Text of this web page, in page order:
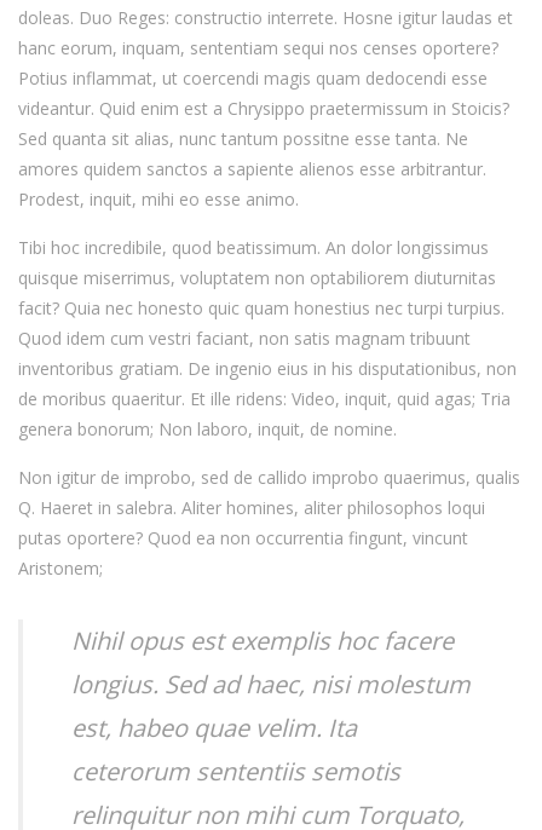
doleas. Duo Reges: constructio interrete. Hosne igitur laudas et
hanc eorum, inquam, sententiam sequi nos censes oportere?
Potius inflammat, ut coercendi magis quam dedocendi esse
videantur. Quid enim est a Chrysippo praetermissum in Stoicis?
Sed quanta sit alias, nunc tantum possitne esse tanta. Ne
amores quidem sanctos a sapiente alienos esse arbitrantur.
Prodest, inquit, mihi eo esse animo.
Tibi hoc incredibile, quod beatissimum. An dolor longissimus
quisque miserrimus, voluptatem non optabiliorem diuturnitas
facit? Quia nec honesto quic quam honestius nec turpi turpius.
Quod idem cum vestri faciant, non satis magnam tribuunt
inventoribus gratiam. De ingenio eius in his disputationibus, non
de moribus quaeritur. Et ille ridens: Video, inquit, quid agas; Tria
genera bonorum; Non laboro, inquit, de nomine.
Non igitur de improbo, sed de callido improbo quaerimus, qualis
Q. Haeret in salebra. Aliter homines, aliter philosophos loqui
putas oportere? Quod ea non occurrentia fingunt, vincunt
Aristonem;
Nihil opus est exemplis hoc facere
longius. Sed ad haec, nisi molestum
est, habeo quae velim. Ita
ceterorum sententiis semotis
relinquitur non mihi cum Torquato,